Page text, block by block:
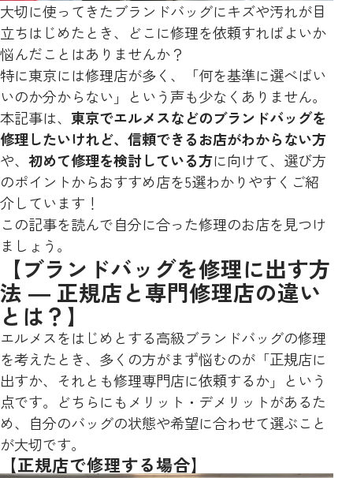
大切に使ってきたブランドバッグにキズや汚れが目
立ちはじめたとき、どこに修理を依頼すればよいか
悩んだことはありませんか？
特に東京には修理店が多く、「何を基準に選べばい
いのか分からない」という声も少なくありません。
本記事は、 東京でエルメスなどのブランドバッグを
修理したいけれど、信頼できるお店がわからない方
や、 初めて修理を検討している方に向けて、選び方
のポイントからおすすめ店を5選わかりやすくご紹
介しています！
この記事を読んで自分に合った修理のお店を見つけ
ましょう。
【ブランドバッグを修理に出す方
法 ― 正規店と専門修理店の違い
とは？】
エルメスをはじめとする高級ブランドバッグの修理
を考えたとき、多くの方がまず悩むのが「正規店に
出すか、それとも修理専門店に依頼するか」という
点です。どちらにもメリット・デメリットがあるた
め、自分のバッグの状態や希望に合わせて選ぶこと
が大切です。
【正規店で修理する場合】